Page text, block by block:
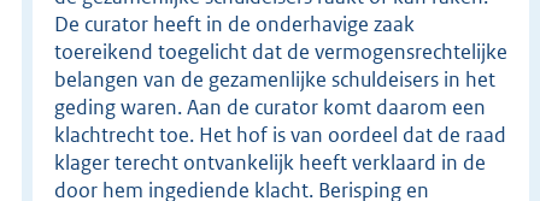
De curator heeft in de onderhavige zaak
toereikend toegelicht dat de vermogensrechtelijke
belangen van de gezamenlijke schuldeisers in het
geding waren. Aan de curator komt daarom een
klachtrecht toe. Het hof is van oordeel dat de raad
klager terecht ontvankelijk heeft verklaard in de
door hem ingediende klacht. Berisping en